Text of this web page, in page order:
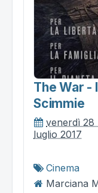
The War -
Scimmie
venerdì 28
luglio 2017
Cinema
Marciana